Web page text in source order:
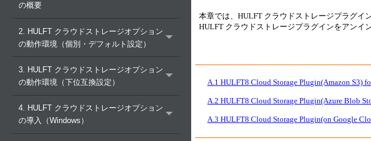
の概要
2. HULFT クラウドストレージオプション
の動作環境（個別・デフォルト設定）
3. HULFT クラウドストレージオプション
の動作環境（下位互換設定）
4. HULFT クラウドストレージオプション
の導入（Windows）
本章では、HULFT クラウドストレージプラグイ
HULFT クラウドストレージプラグインをアンイ
A.1 HULFT8 Cloud Storage Plugin(Amazon S3)
A.2 HULFT8 Cloud Storage Plugin(Azure Blob
A.3 HULFT8 Cloud Storage Plugin(on Google